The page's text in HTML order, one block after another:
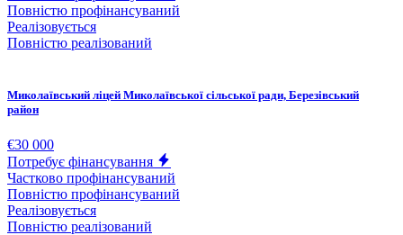
Повністю профінансуваний
Реалізовується
Повністю реалізований
Миколаївський ліцей Миколаївської сільської ради, Березівський
район
€30 000
Потребує фінансування
Частково профінансуваний
Повністю профінансуваний
Реалізовується
Повністю реалізований